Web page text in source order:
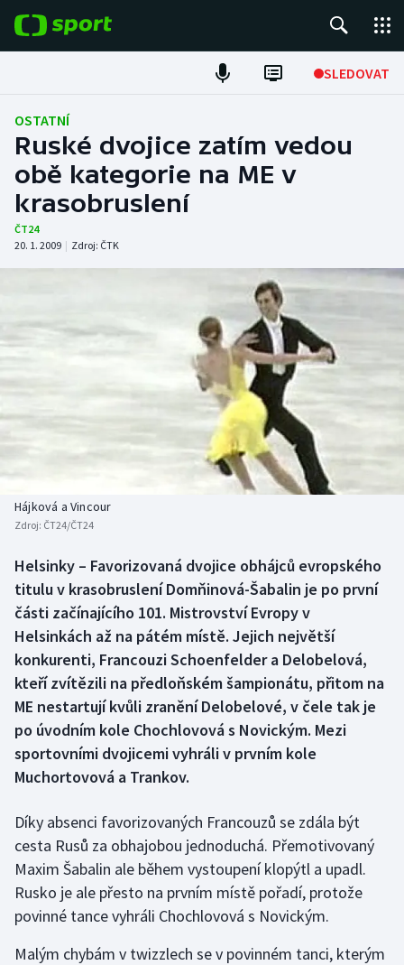
SLEDOVAT
ME v atletice
ME v plavání
Fotbal
Hokej
DALŠÍ SPORTY
Atletika
Baseball a softbal
Basketbal
Boby a skeleton
Box
Curling
Cyklistika
Dostihy
Futsal
Golf
Soutěže
Historické návraty
Aplikace ČT sport
OSTATNÍ
Ruské dvojice zatím vedou
obě kategorie na ME v
krasobruslení
ČT24
20. 1. 2009 | Zdroj: ČTK
Hájková a Vincour
Zdroj: ČT24/ČT24
Helsinky – Favorizovaná dvojice obhájců evropského
titulu v krasobruslení Domňinová-Šabalin je po první
části začínajícího 101. Mistrovství Evropy v
Helsinkách až na pátém místě. Jejich největší
konkurenti, Francouzi Schoenfelder a Delobelová,
kteří zvítězili na předloňském šampionátu, přitom na
ME nestartují kvůli zranění Delobelové, v čele tak je
po úvodním kole Chochlovová s Novickým. Mezi
sportovními dvojicemi vyhráli v prvním kole
Muchortovová a Trankov.
Díky absenci favorizovaných Francouzů se zdála být
cesta Rusů za obhajobou jednoduchá. Přemotivovaný
Maxim Šabalin ale během vystoupení klopýtl a upadl.
Rusko je ale přesto na prvním místě pořadí, protože
povinné tance vyhráli Chochlovová s Novickým.
Malým chybám v twizzlech se v povinném tanci, kterým